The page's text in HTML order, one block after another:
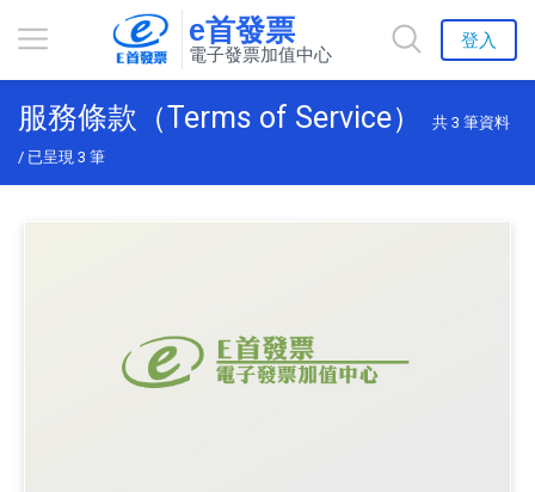
e首發票
電子發票加值中心
登入
服務條款（Terms of Service） 共 3 筆資料
/ 已呈現 3 筆